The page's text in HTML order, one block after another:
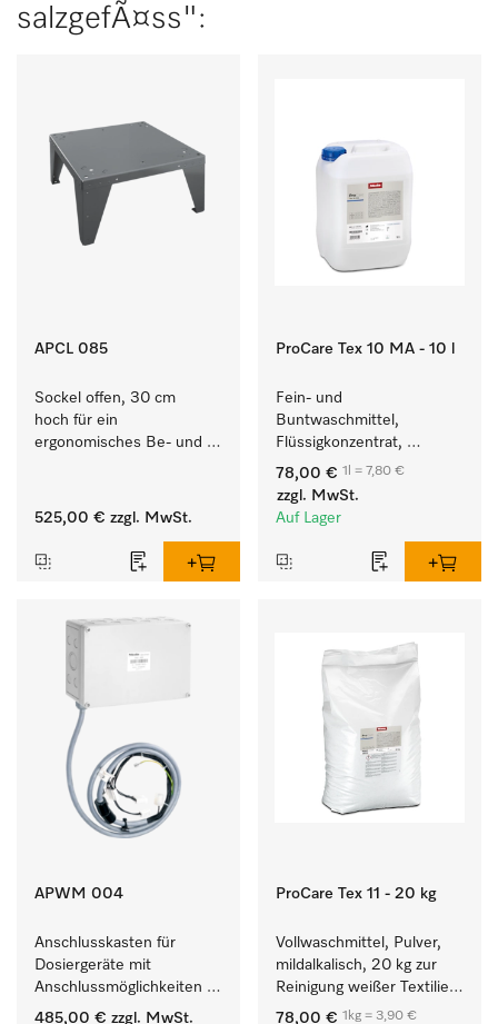
salzgefÃ¤ss":
APCL 085
Sockel offen, 30 cm
hoch für ein
ergonomisches Be- und
Trockner.
525,00 € zzgl. MwSt.
ProCare Tex 10 MA - 10 l
Fein- und
Buntwaschmittel,
Flüssigkonzentrat,
mildalkalisch, 10 l zur
Reinigung von
Buntwäsche und
78,00 € 1l = 7,80 €
zzgl. MwSt.
Auf Lager
APWM 004
Anschlusskasten für
Dosiergeräte mit
Anschlussmöglichkeiten
für maximal 6
485,00 € zzgl. MwSt.
ProCare Tex 11 - 20 kg
Vollwaschmittel, Pulver,
mildalkalisch, 20 kg zur
Reinigung weißer Textilien
und farbechter
78,00 € 1kg = 3,90 €